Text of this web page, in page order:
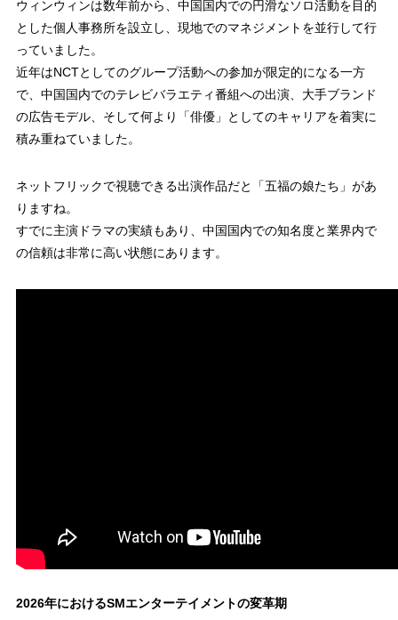
ウィンウィンは数年前から、中国国内での円滑なソロ活動を目的
とした個人事務所を設立し、現地でのマネジメントを並行して行
っていました。
近年はNCTとしてのグループ活動への参加が限定的になる一方
で、中国国内でのテレビバラエティ番組への出演、大手ブランド
の広告モデル、そして何より「俳優」としてのキャリアを着実に
積み重ねていました。
ネットフリックで視聴できる出演作品だと「五福の娘たち」があ
りますね。
すでに主演ドラマの実績もあり、中国国内での知名度と業界内で
の信頼は非常に高い状態にあります。
2026年におけるSMエンターテイメントの変革期